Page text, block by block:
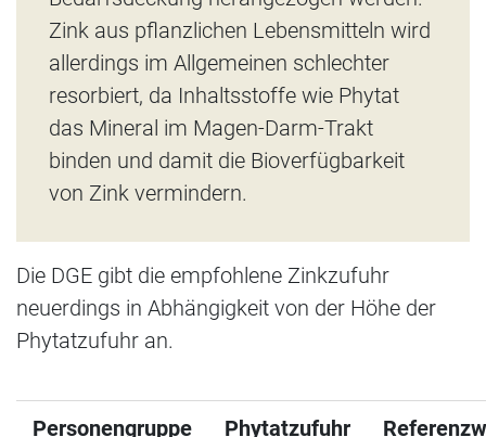
Zink aus pflanzlichen Lebensmitteln wird
allerdings im Allgemeinen schlechter
resorbiert, da Inhaltsstoffe wie Phytat
das Mineral im Magen-Darm-Trakt
binden und damit die Bioverfügbarkeit
von Zink vermindern.
Die DGE gibt die empfohlene Zinkzufuhr
neuerdings in Abhängigkeit von der Höhe der
Phytatzufuhr an.
Personengruppe Phytatzufuhr